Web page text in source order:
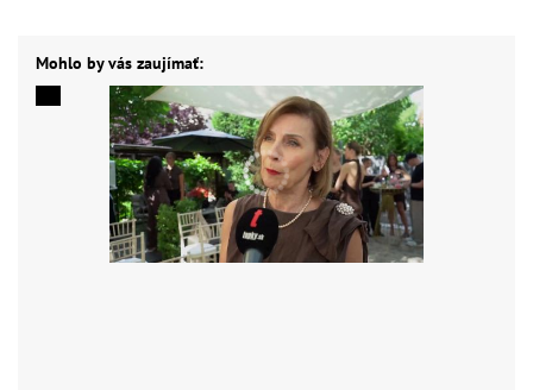
Mohlo by vás zaujímať: